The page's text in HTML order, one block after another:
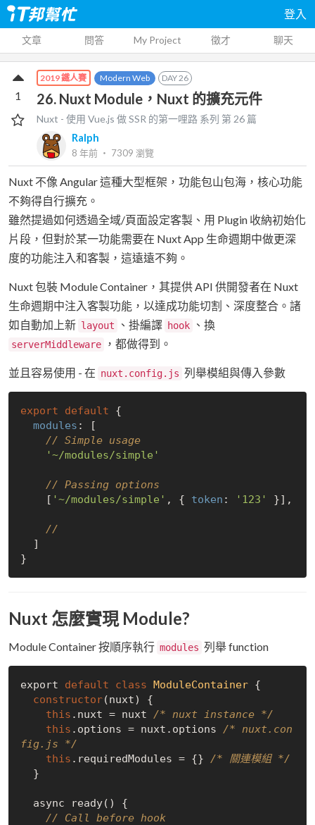
登入
文章 問答 My Project 徵才 聊天
2019 鐵人賽 Modern Web DAY26
26. Nuxt Module，Nuxt 的擴充元件
Nuxt - 使用 Vue.js 做 SSR 的第一哩路 系列 第26 篇
Ralph
8 年前 ‧ 7309 瀏覽
1
Nuxt 不像 Angular 這種大型框架，功能包山包海，核心功能
不夠得自行擴充。
雖然提過如何透過全域/頁面設定客製、用 Plugin 收納初始化
片段，但對於某一功能需要在 Nuxt App 生命週期中做更深
度的功能注入和客製，這遠遠不夠。
Nuxt 包裝 Module Container，其提供 API 供開發者在 Nuxt
生命週期中注入客製功能，以達成功能切割、深度整合。諸
如自動加上新 layout 、掛編譯 hook 、換
serverMiddleware ，都做得到。
並且容易使用 - 在 nuxt.config.js 列舉模組與傳入參數
export default {
modules : [
// Simple usage
'~/modules/simple'
// Passing options
    [
'~/modules/simple' , { token : '123' }],
//
Nuxt 怎麼實現 Module?
Module Container 按順序執行 modules 列舉 function
export default class ModuleContainer {
constructor(nuxt) {
this .nuxt = nuxt /* nuxt instance */
this .options = nuxt.options /* nuxt.con
fig.js */
this .requiredModules = {} /* 關連模組 */
// Call before hook